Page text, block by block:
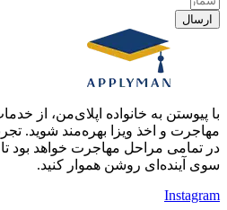
ارسال
با پیوستن به خانواده اپلای‌من، از
مهاجرت و اخذ ویزا بهره‌مند شوید.
در تمامی مراحل مهاجرت خواهد بود
سوی آینده‌ای روشن هموار کنید.
Instagram